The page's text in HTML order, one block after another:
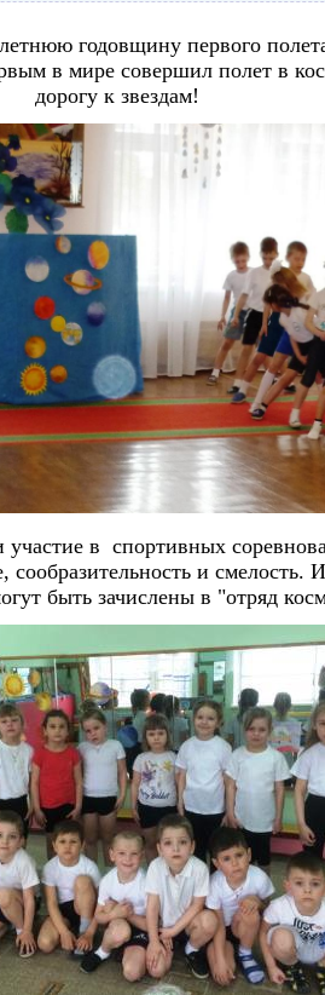
годовщину первого
в мире совершил полет в
дорогу к звездам!
участие в спортивных
и смелость.
быть зачислены в "отряд